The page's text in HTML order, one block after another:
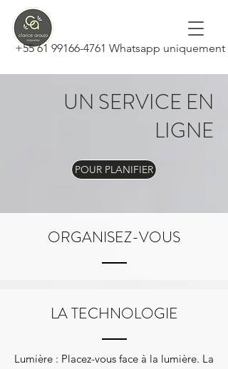
+556140423322
+55 61 99166-4761 Whatsapp uniquement
UN SERVICE EN
LIGNE
POUR PLANIFIER
ORGANISEZ-VOUS
LA TECHNOLOGIE
Lumière : Placez-vous face à la lumière. La